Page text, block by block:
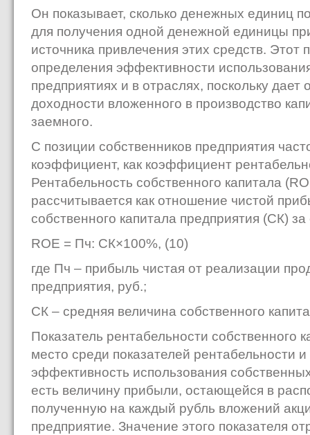
Он показывает, сколько денежных единиц
для получения одной денежной единицы
источника привлечения этих средств. Этот
определения эффективности
предприятиях и в отраслях, поскольку
доходности вложенного в производство
заемного.
С позиции собственников предприятия
коэффициент, как коэффициент
Рентабельность собственного капитала
рассчитывается как отношение чистой
собственного капитала предприятия (СК)
ROE = Пч: СК×100%, (10)
где Пч – прибыль чистая от реализации
предприятия, руб.;
СК – средняя величина собственного
Показатель рентабельности собственного
место среди показателей рентабельности и
эффективность использования
есть величину прибыли, остающейся в
полученную на каждый рубль вложений
предприятие. Значение этого показателя